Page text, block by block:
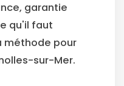
garantie
qu'il faut
méthode pour
sur-Mer.